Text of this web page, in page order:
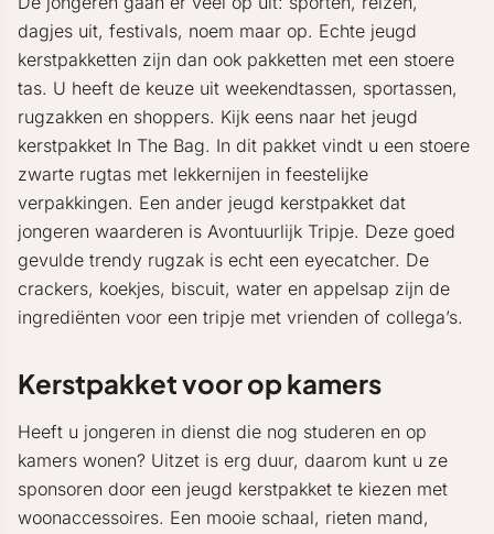
dagjes uit, festivals, noem maar op. Echte jeugd
kerstpakketten zijn dan ook pakketten met een stoere
tas. U heeft de keuze uit weekendtassen, sportassen,
rugzakken en shoppers. Kijk eens naar het jeugd
kerstpakket In The Bag. In dit pakket vindt u een stoere
zwarte rugtas met lekkernijen in feestelijke
verpakkingen. Een ander jeugd kerstpakket dat
jongeren waarderen is Avontuurlijk Tripje. Deze goed
gevulde trendy rugzak is echt een eyecatcher. De
crackers, koekjes, biscuit, water en appelsap zijn de
ingrediënten voor een tripje met vrienden of collega’s.
Kerstpakket voor op kamers
Heeft u jongeren in dienst die nog studeren en op
kamers wonen? Uitzet is erg duur, daarom kunt u ze
sponsoren door een jeugd kerstpakket te kiezen met
woonaccessoires. Een mooie schaal, rieten mand,